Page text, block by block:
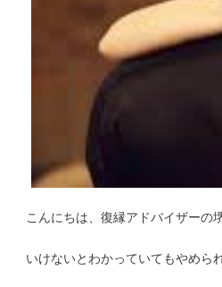
こんにちは、復縁アドバイザーの
いけないとわかっていてもやめら